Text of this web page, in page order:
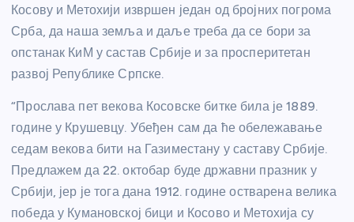
Косову и Метохији извршен један од бројних погрома
Срба, да наша земља и даље треба да се бори за
опстанак КиМ у састав Србије и за просперитетан
развој Републике Српске.
“Прослава пет векова Косовске битке била је 1889.
године у Крушевцу. Убеђен сам да ће обележавање
седам векова бити на Газиместану у саставу Србије.
Предлажем да 22. октобар буде државни празник у
Србији, јер је тога дана 1912. године остварена велика
победа у Кумановској бици и Косово и Метохија су